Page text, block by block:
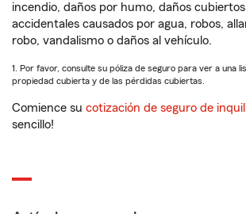
incendio, daños por humo, daños
accidentales causados por agua, robos,
robo, vandalismo o daños al vehículo.
1. Por favor, consulte su póliza de seguro para ver a una
propiedad cubierta y de las pérdidas cubiertas.
Comience su cotización de seguro de
sencillo!